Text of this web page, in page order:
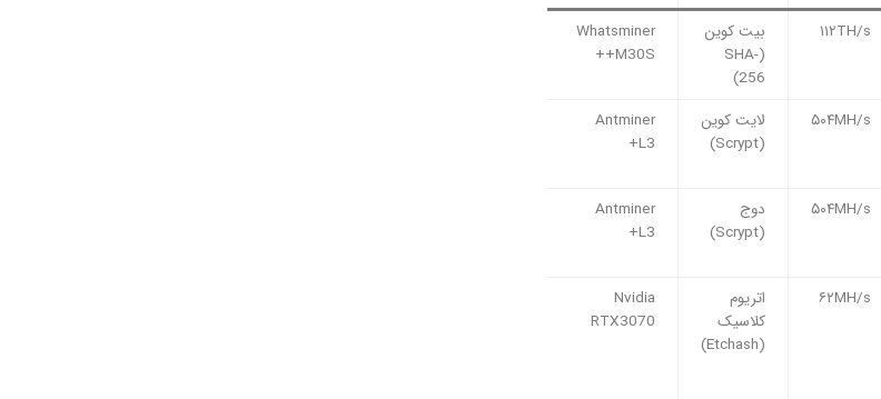
۱۱۲TH/s
بیت کوین
(SHA-
256)
Whatsminer
M30S++
۵۰۴MH/s
لایت کوین
(Scrypt)
Antminer
L3+
۵۰۴MH/s
دوج
(Scrypt)
Antminer
L3+
۶۲MH/s
اتریوم
کلاسیک
(Etchash)
Nvidia
RTX3070